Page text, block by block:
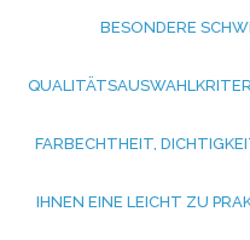
ESONDERE
ARBECHTHEIT,
HNEN EINE LEICHT ZU